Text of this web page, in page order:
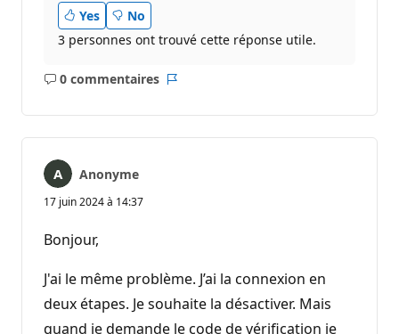
Yes
No
3 personnes ont trouvé cette réponse utile.
0 commentaires
Aucun
Anonyme
17 juin 2024 à 14:37
Bonjour,
J'ai le même problème. J’ai la connexion en
deux étapes. Je souhaite la désactiver. Mais
quand je demande le code de vérification je